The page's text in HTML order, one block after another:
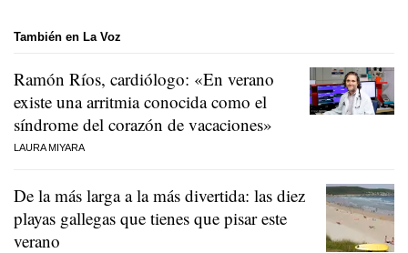
También en La Voz
Ramón Ríos, cardiólogo: «En verano
existe una arritmia conocida como el
síndrome del corazón de vacaciones»
LAURA MIYARA
De la más larga a la más divertida: las diez
playas gallegas que tienes que pisar este
verano